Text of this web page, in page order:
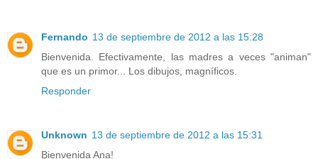
Fernando 13 de septiembre de 2012 a las 15:28
Bienvenida. Efectivamente, las madres a veces "animan"
que es un primor... Los dibujos, magníficos.
Responder
Unknown 13 de septiembre de 2012 a las 15:31
Bienvenida Ana!